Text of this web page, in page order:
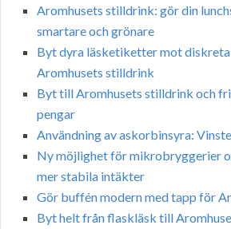
Aromhusets stilldrink: gör din
smartare och grönare
Byt dyra läsketiketter mot
Aromhusets stilldrink
Byt till Aromhusets stilldrink och
pengar
Användning av askorbinsyra:
Ny möjlighet för mikrobryggerier
mer stabila intäkter
Gör buffén modern med tapp för
Byt helt från flaskläsk till